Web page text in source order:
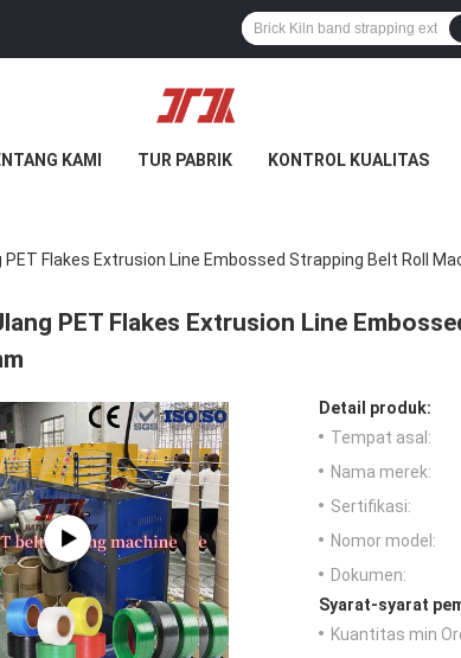
KAMI TUR PABRIK KONTROL KUALITAS
PET Flakes Extrusion Line Embossed Strapping Belt Roll
PET Flakes Extrusion Line
Detail produk:
Tempat asal:
Nama merek:
Sertifikasi:
Nomor model:
Dokumen:
Syarat-syarat
Kuantitas min